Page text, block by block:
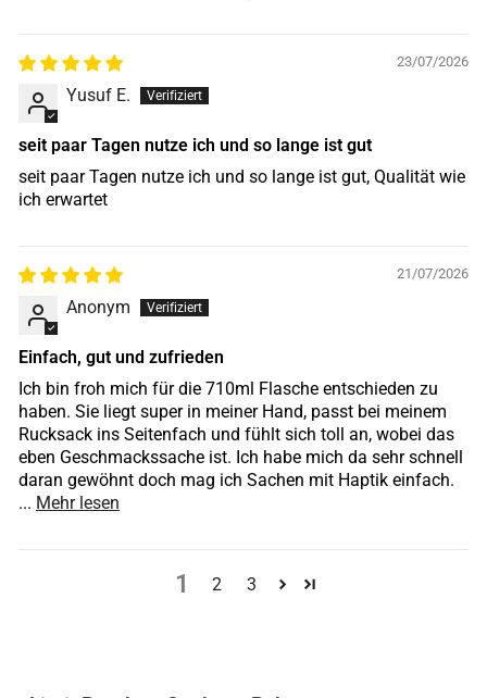
23/07/2026
Yusuf E.
seit paar Tagen nutze ich und so lange ist gut
seit paar Tagen nutze ich und so lange ist gut, Qualität wie
ich erwartet
21/07/2026
Anonym
Einfach, gut und zufrieden
Ich bin froh mich für die 710ml Flasche entschieden zu
haben. Sie liegt super in meiner Hand, passt bei meinem
Rucksack ins Seitenfach und fühlt sich toll an, wobei das
eben Geschmackssache ist. Ich habe mich da sehr schnell
daran gewöhnt doch mag ich Sachen mit Haptik einfach.
... Mehr lesen
1 2 3